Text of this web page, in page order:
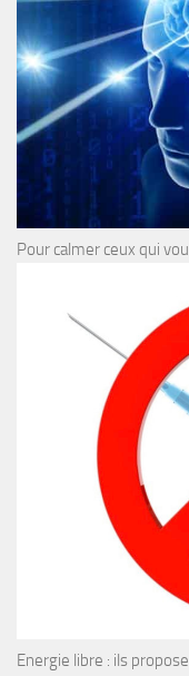
Pour calmer ceux qui
Energie libre : ils